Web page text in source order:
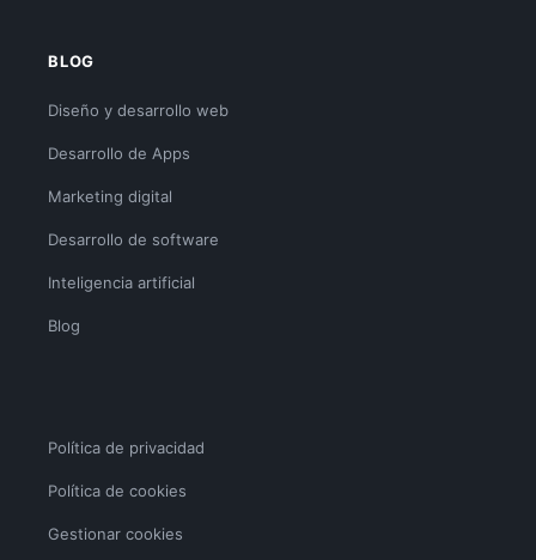
BLOG
Diseño y desarrollo web
Desarrollo de Apps
Marketing digital
Desarrollo de software
Inteligencia artificial
Blog
Política de privacidad
Política de cookies
Gestionar cookies